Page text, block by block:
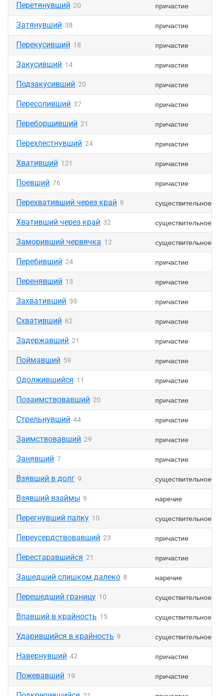
Перетянувший 20 причастие
Затянувший 38 причастие
Перекусивший 18 причастие
Закусивший 14 причастие
Подзакусивший 20 причастие
Пересоливший 37 причастие
Переборщивший 21 причастие
Перехлестнувший 24 причастие
Хвативший 121 причастие
Поевший 76 причастие
Перехвативший через край 9 существительное
Хвативший через край 32 существительное
Заморивший червячка 12 существительное
Перебивший 24 причастие
Перенявший 13 причастие
Захвативший 39 причастие
Схвативший 62 причастие
Задержавший 21 причастие
Поймавший 59 причастие
Одолжившийся 11 причастие
Позаимствовавший 20 причастие
Стрельнувший 44 причастие
Заимствовавший 29 причастие
Занявший 7 причастие
Взявший в долг 9 существительное
Взявший взаймы 9 наречие
Перегнувший палку 10 существительное
Переусердствовавший 23 причастие
Перестаравшийся 21 причастие
Зашедший слишком далеко 8 наречие
Перешедший границу 10 существительное
Впавший в крайность 15 существительное
Ударившийся в крайность 9 существительное
Навернувший 42 причастие
Пожевавший 19 причастие